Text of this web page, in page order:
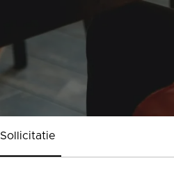
Sollicitatie